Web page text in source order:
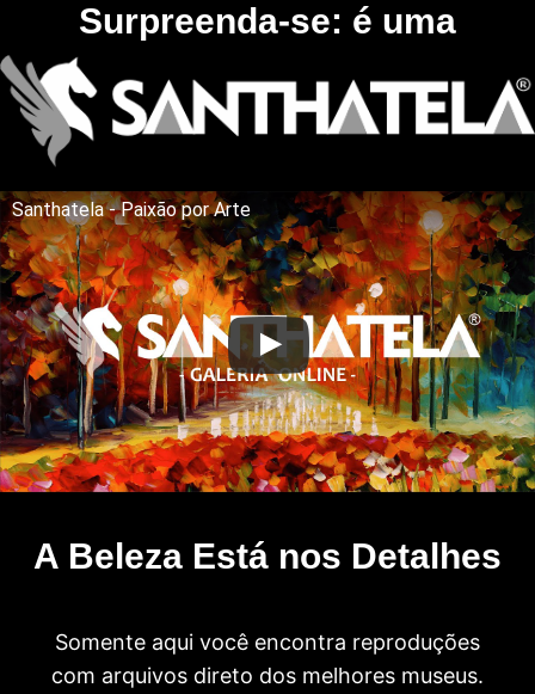
Surpreenda-se: é uma
Santhatela - Paixão por Arte
A Beleza Está nos Detalhes
Somente aqui você encontra reproduções
com arquivos direto dos melhores museus.